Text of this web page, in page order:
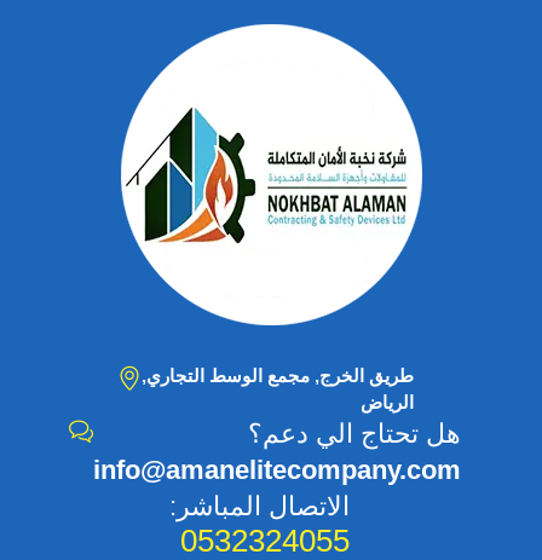
طريق الخرج, مجمع الوسط التجاري,
الرياض
هل تحتاج الي دعم؟
info@amanelitecompany.com
الاتصال المباشر:
0532324055